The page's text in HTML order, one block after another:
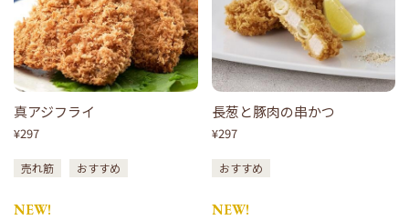
真アジフライ
¥297
売れ筋 おすすめ
長葱と豚肉の串かつ
¥297
おすすめ
NEW! NEW!